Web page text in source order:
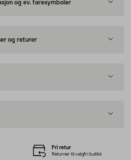
og ev. faresymboler
og returer
Fri retur
Returner til valgfri butikk